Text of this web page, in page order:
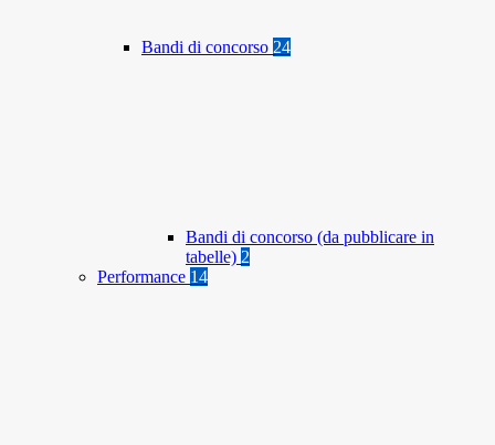
Bandi di concorso 24
Bandi di concorso (da pubblicare in
tabelle) 2
Performance 14